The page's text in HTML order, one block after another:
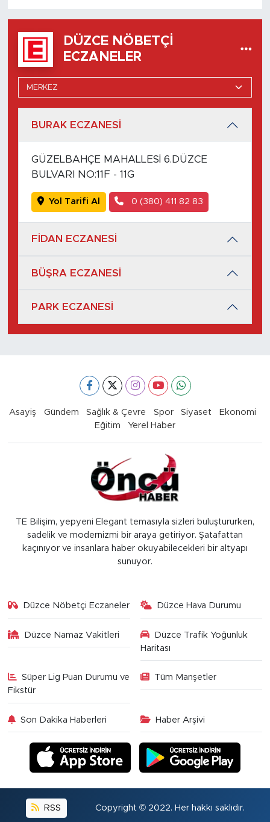
DÜZCE NÖBETÇI
ECZANELER
BURAK ECZANESİ
GÜZELBAHÇE MAHALLESİ 6.DÜZCE
BULVARI NO:11F - 11G
Yol Tarifi Al 0 (380) 411 82 83
FİDAN ECZANESİ
BÜŞRA ECZANESİ
PARK ECZANESİ
Asayiş Gündem Sağlık & Çevre Spor Siyaset
Ekonomi
Eğitim
Yerel Haber
TE Bilişim, yepyeni Elegant temasıyla sizleri buluştururken,
sadelik ve modernizmi bir araya getiriyor. Şatafattan
kaçınıyor ve insanlara haber okuyabilecekleri bir altyapı
sunuyor.
Düzce Nöbetçi Eczaneler Düzce Hava Durumu
Düzce Namaz Vakitleri
Düzce Trafik Yoğunluk
Haritası
Süper Lig Puan Durumu ve
Fikstür
Tüm Manşetler
Son Dakika Haberleri Haber Arşivi
RSS Copyright © 2022. Her hakkı saklıdır.